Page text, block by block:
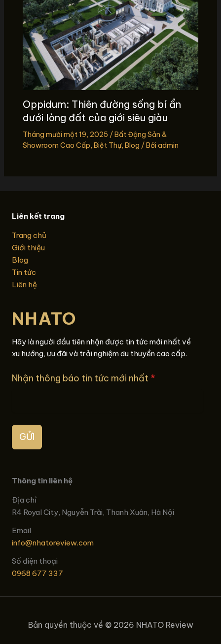
Oppidum: Thiên đường sống bí ẩn
dưới lòng đất của giới siêu giàu
Tháng mười một 19, 2025 /Bất Động Sản &
Showroom Cao Cấp, Biệt Thự, Blog / Bởi admin
Liên kết trang
Trang chủ
Giới thiệu
Blog
Tin tức
Liên hệ
NHATO
Hãy là người đầu tiên nhận được tin tức mới nhất về
xu hướng, ưu đãi và trải nghiệm du thuyền cao cấp.
Nhận thông báo tin tức mới nhất *
GỬI
Thông tin liên hệ
Địa chỉ
R4 Royal City, Nguyễn Trãi, Thanh Xuân, Hà Nội
Email
info@nhatoreview.com
Số điện thoại
0968 677 337
Bản quyền thuộc về © 2026 NHATO Review